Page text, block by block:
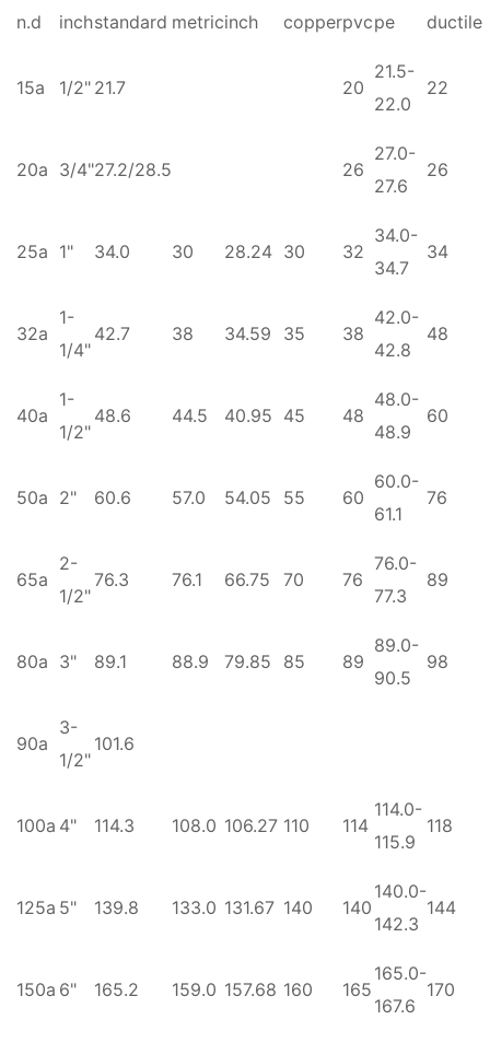
n.d inchstandard metricinch copperpvcpe ductile
15a 1/2" 21.7 20
21.5-
22.0
22
20a 3/4"27.2/28.5 26
27.0-
27.6
26
25a 1" 34.0 30 28.24 30 32
34.0-
34.7
34
32a
1-
1/4"
42.7 38 34.59 35 38
42.0-
42.8
48
40a
1-
1/2"
48.6 44.5 40.95 45 48
48.0-
48.9
60
50a 2" 60.6 57.0 54.05 55 60
60.0-
61.1
76
65a
2-
1/2"
76.3 76.1 66.75 70 76
76.0-
77.3
89
80a 3" 89.1 88.9 79.85 85 89
89.0-
90.5
98
90a
3-
1/2"
101.6
100a 4" 114.3 108.0 106.27 110 114
114.0-
115.9
118
125a 5" 139.8 133.0 131.67 140 140
140.0-
142.3
144
150a 6" 165.2 159.0 157.68 160 165
165.0-
167.6
170